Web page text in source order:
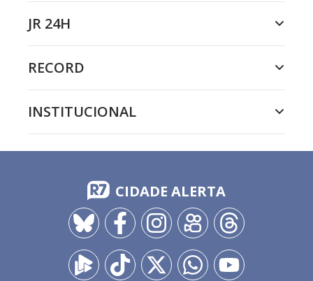
JR 24H
RECORD
INSTITUCIONAL
CIDADE ALERTA